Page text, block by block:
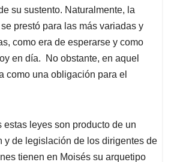
su sustento. Naturalmente, la
prestó para las más variadas y
como era de esperarse y como
en día. No obstante, en aquel
como una obligación para el
estas leyes son producto de un
y de legislación de los dirigentes de
tienen en Moisés su arquetipo